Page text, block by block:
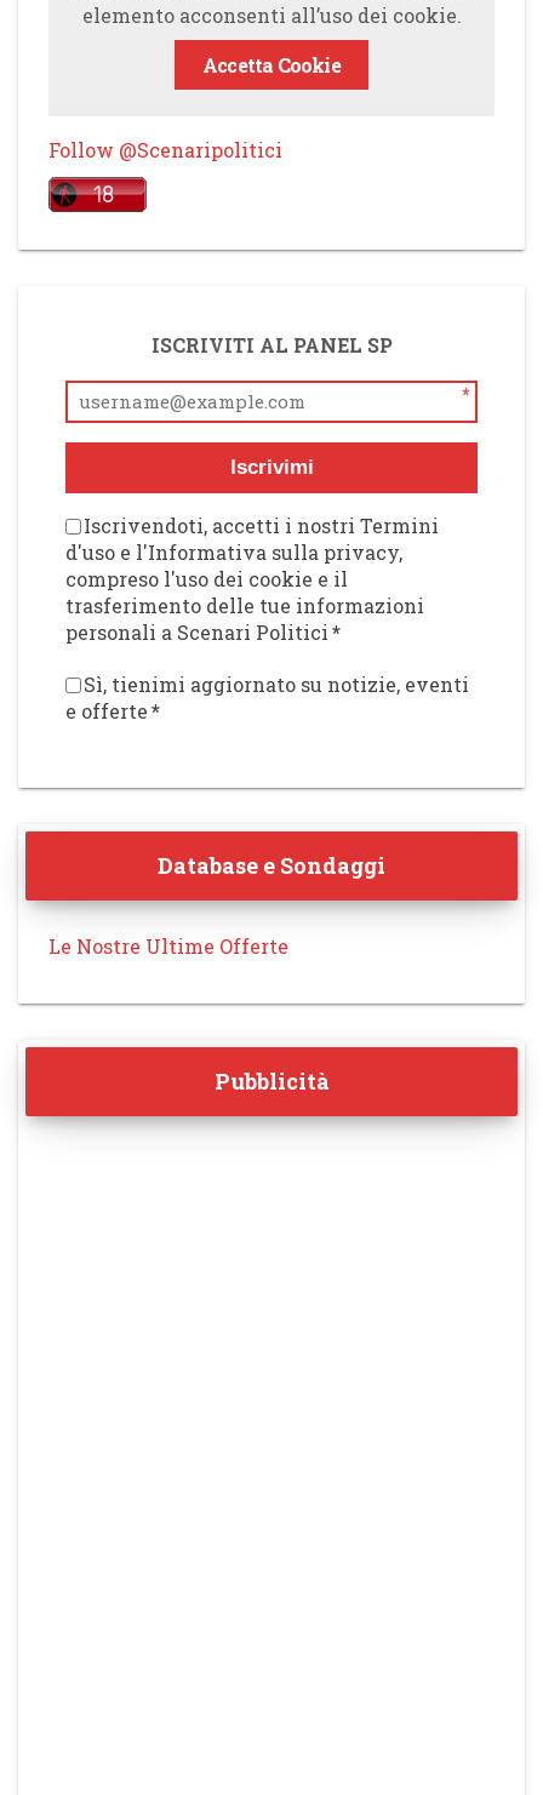
elemento acconsenti all’uso dei cookie.
Accetta Cookie
Follow @Scenaripolitici
ISCRIVITI AL PANEL SP
*
Iscrivimi
Iscrivendoti, accetti i nostri Termini
d'uso e l'Informativa sulla privacy,
compreso l'uso dei cookie e il
trasferimento delle tue informazioni
personali a Scenari Politici*
Sì, tienimi aggiornato su notizie, eventi
e offerte*
Database e Sondaggi
Le Nostre Ultime Offerte
Pubblicità